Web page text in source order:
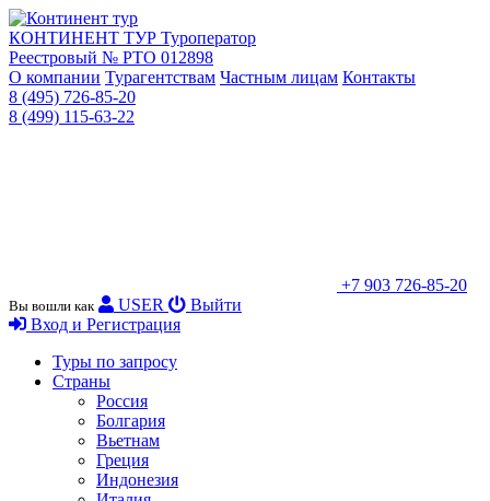
КОНТИНЕНТ ТУР Туроператор
Реестровый № РТО 012898
О компании Турагентствам Частным лицам Контакты
8 (495) 726-85-20
8 (499) 115-63-22
+7 903 726-85-20
Вы вошли как USER
Выйти
Вход и Регистрация
Туры по запросу
Страны
Россия
Болгария
Вьетнам
Греция
Индонезия